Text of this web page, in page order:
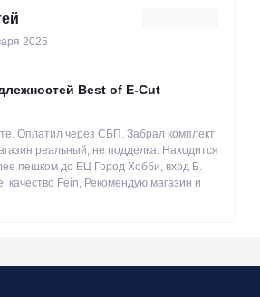
2025
Best of E-Cut
Оплатил через СБП. Забрал комплект
реальный, не подделка. Находится
пешком до БЦ Город Хобби, вход Б.
качество Fein, Рекомендую магазин и